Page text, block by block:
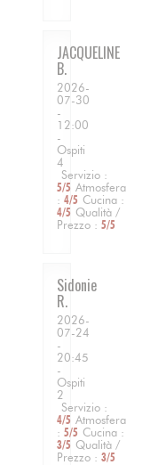
JACQUELINE
B
2026-
07-30
-
12:00
-
Ospiti
4
Servizio :
5/5 Atmosfera
: 4/5 Cucina :
4/5 Qualità /
Prezzo : 5/5
Sidonie
R
2026-
07-24
-
20:45
-
Ospiti
2
Servizio :
4/5 Atmosfera
: 5/5 Cucina :
3/5 Qualità /
Prezzo : 3/5